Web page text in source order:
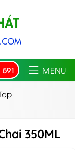
MENU
350ML